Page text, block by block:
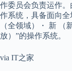
作委员会负责运作
作系统，具备面向
（全领域）・ 新 （
放）”的操作系统。
via IT之家